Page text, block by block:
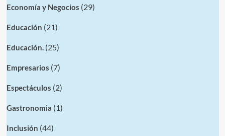
Economía y Negocios (29)
Educación (21)
Educación.(25)
Empresarios (7)
Espectáculos (2)
Gastronomia (1)
Inclusión (44)